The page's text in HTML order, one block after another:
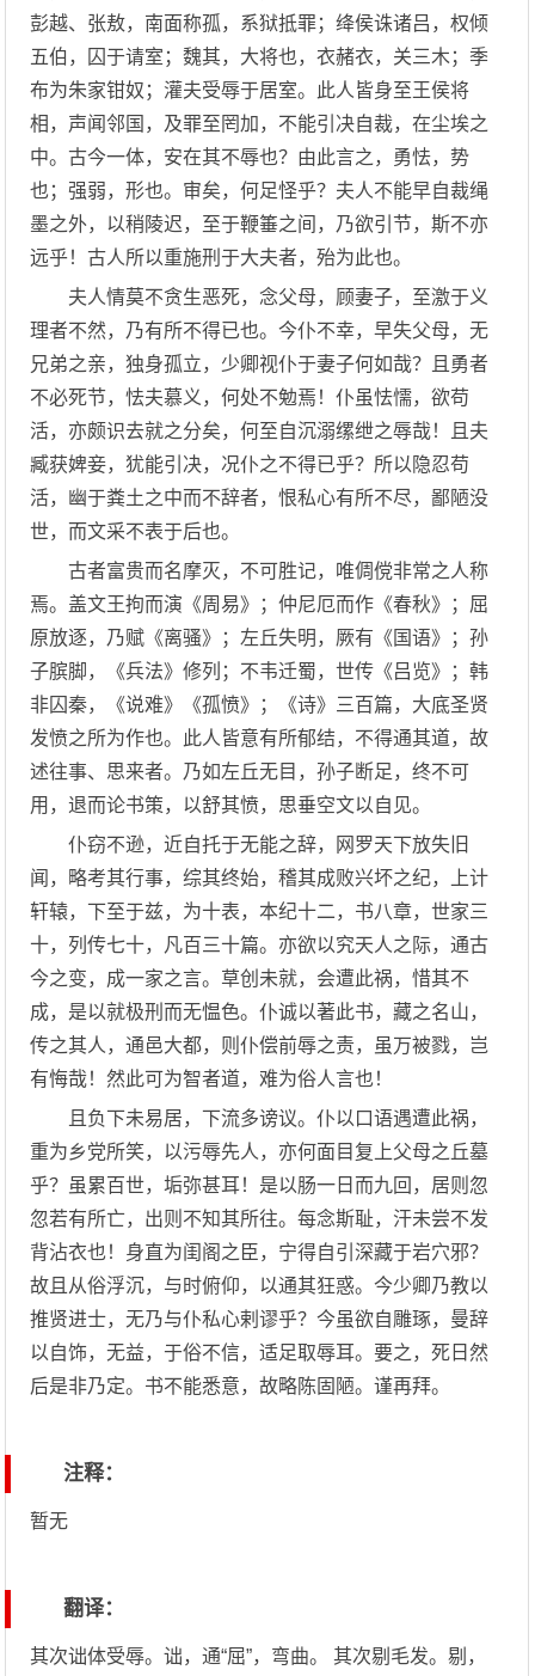
彭越、张敖，南面称孤，系狱抵罪；绛侯诛诸吕，权倾
五伯，囚于请室；魏其，大将也，衣赭衣，关三木；季
布为朱家钳奴；灌夫受辱于居室。此人皆身至王侯将
相，声闻邻国，及罪至罔加，不能引决自裁，在尘埃之
中。古今一体，安在其不辱也？由此言之，勇怯，势
也；强弱，形也。审矣，何足怪乎？夫人不能早自裁绳
墨之外，以稍陵迟，至于鞭箠之间，乃欲引节，斯不亦
远乎！古人所以重施刑于大夫者，殆为此也。
夫人情莫不贪生恶死，念父母，顾妻子，至激于义
理者不然，乃有所不得已也。今仆不幸，早失父母，无
兄弟之亲，独身孤立，少卿视仆于妻子何如哉？且勇者
不必死节，怯夫慕义，何处不勉焉！仆虽怯懦，欲苟
活，亦颇识去就之分矣，何至自沉溺缧绁之辱哉！且夫
臧获婢妾，犹能引决，况仆之不得已乎？所以隐忍苟
活，幽于粪土之中而不辞者，恨私心有所不尽，鄙陋没
世，而文采不表于后也。
古者富贵而名摩灭，不可胜记，唯倜傥非常之人称
焉。盖文王拘而演《周易》；仲尼厄而作《春秋》；屈
原放逐，乃赋《离骚》；左丘失明，厥有《国语》；孙
子膑脚，《兵法》修列；不韦迁蜀，世传《吕览》；韩
非囚秦，《说难》《孤愤》；《诗》三百篇，大底圣贤
发愤之所为作也。此人皆意有所郁结，不得通其道，故
述往事、思来者。乃如左丘无目，孙子断足，终不可
用，退而论书策，以舒其愤，思垂空文以自见。
仆窃不逊，近自托于无能之辞，网罗天下放失旧
闻，略考其行事，综其终始，稽其成败兴坏之纪，上计
轩辕，下至于兹，为十表，本纪十二，书八章，世家三
十，列传七十，凡百三十篇。亦欲以究天人之际，通古
今之变，成一家之言。草创未就，会遭此祸，惜其不
成，是以就极刑而无愠色。仆诚以著此书，藏之名山，
传之其人，通邑大都，则仆偿前辱之责，虽万被戮，岂
有悔哉！然此可为智者道，难为俗人言也！
且负下未易居，下流多谤议。仆以口语遇遭此祸，
重为乡党所笑，以污辱先人，亦何面目复上父母之丘墓
乎？虽累百世，垢弥甚耳！是以肠一日而九回，居则忽
忽若有所亡，出则不知其所往。每念斯耻，汗未尝不发
背沾衣也！身直为闺阁之臣，宁得自引深藏于岩穴邪？
故且从俗浮沉，与时俯仰，以通其狂惑。今少卿乃教以
推贤进士，无乃与仆私心剌谬乎？今虽欲自雕琢，曼辞
以自饰，无益，于俗不信，适足取辱耳。要之，死日然
后是非乃定。书不能悉意，故略陈固陋。谨再拜。
注释：
暂无
翻译：
其次诎体受辱。诎，通“屈”，弯曲。 其次剔毛发。剔，